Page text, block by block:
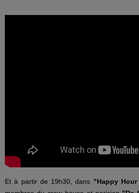
Et à partir de 19h30, dans "Happy